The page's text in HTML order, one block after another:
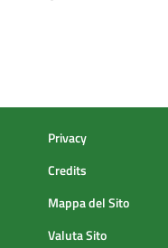
Privacy
Credits
Mappa del Sito
Valuta Sito